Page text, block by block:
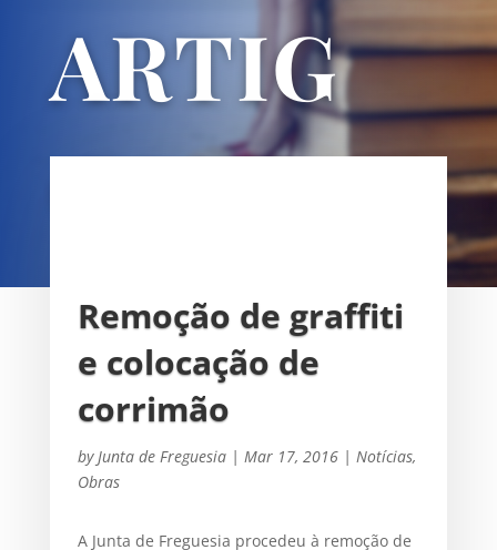
ARTIG
OS
Remoção de graffiti
e colocação de
corrimão
by Junta de Freguesia| Mar 17, 2016| Notícias,
Obras
A Junta de Freguesia procedeu à remoção de